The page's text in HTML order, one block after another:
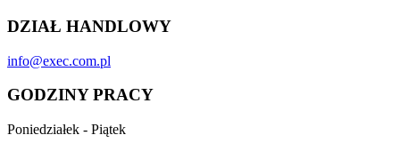
DZIAŁ HANDLOWY
info@exec.com.pl
GODZINY PRACY
Poniedziałek - Piątek